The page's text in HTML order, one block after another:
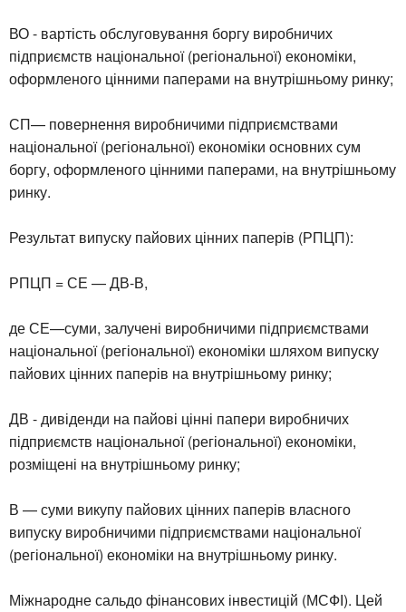
ВО - вартість обслуговування боргу виробничих
підприємств національної (регіональної) економіки,
оформленого цінними паперами на внутрішньому ринку;
СП— повернення виробничими підприємствами
національної (регіональної) економіки основних сум
боргу, оформленого цінними паперами, на внутрішньому
ринку.
Результат випуску пайових цінних паперів (РПЦП):
РПЦП = СЕ — ДВ-В,
де СЕ—суми, залучені виробничими підприємствами
національної (регіональної) економіки шляхом випуску
пайових цінних паперів на внутрішньому ринку;
ДВ - дивіденди на пайові цінні папери виробничих
підприємств національної (регіональної) економіки,
розміщені на внутрішньому ринку;
В — суми викупу пайових цінних паперів власного
випуску виробничими підприємствами національної
(регіональної) економіки на внутрішньому ринку.
Міжнародне сальдо фінансових інвестицій (МСФІ). Цей